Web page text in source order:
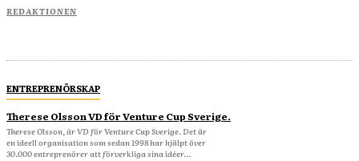
REDAKTIONEN
ENTREPRENÖRSKAP
Therese Olsson VD för Venture Cup Sverige.
Therese Olsson, är VD för Venture Cup Sverige. Det är
en ideell organisation som sedan 1998 har hjälpt över
30.000 entreprenörer att förverkliga sina idéer...